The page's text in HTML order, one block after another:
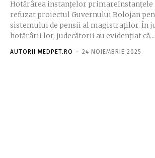
Hotărârea instanțelor primareInstanțele
refuzat proiectul Guvernului Bolojan
sistemului de pensii al magistraților. În
hotărârii lor, judecătorii au evidențiat că...
AUTORII MEDPET.RO - 24 NOIEMBRIE 2025